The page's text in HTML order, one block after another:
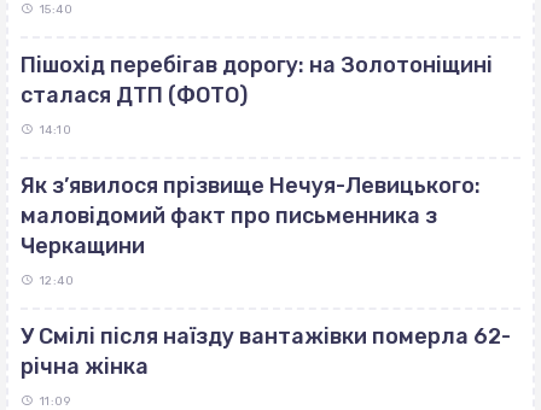
15:40
Пішохід перебігав дорогу: на Золотоніщині
сталася ДТП (ФОТО)
14:10
Як з’явилося прізвище Нечуя-Левицького:
маловідомий факт про письменника з
Черкащини
12:40
У Смілі після наїзду вантажівки померла 62-
річна жінка
11:09